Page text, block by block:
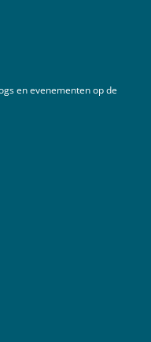
en evenementen op de